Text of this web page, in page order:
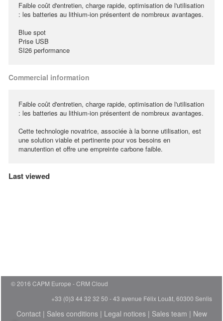
Faible coût d'entretien, charge rapide, optimisation de l'utilisation
: les batteries au lithium-ion présentent de nombreux avantages.
Blue spot
Prise USB
SI26 performance
Commercial information
Faible coût d'entretien, charge rapide, optimisation de l'utilisation
: les batteries au lithium-ion présentent de nombreux avantages.
Cette technologie novatrice, associée à la bonne utilisation, est
une solution viable et pertinente pour vos besoins en
manutention et offre une empreinte carbone faible.
Last viewed
© 2016 CAPM Europe
CRM Cloud
+33 (0)3 44 32 32 50 - 43 avenue Félix Louât, 60300 Senlis
Contact| Sales conditions| Legal notices| Sales team | New